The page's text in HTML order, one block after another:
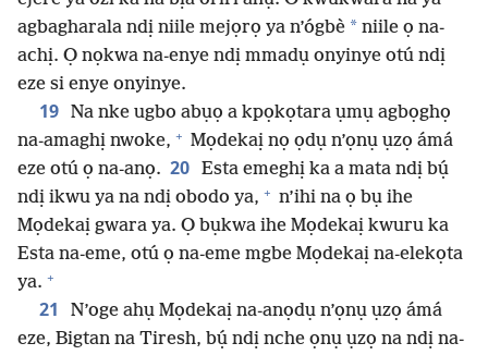
agbagharala ndị niile mejọrọ ya n’ógbè * niile ọ na-
achị. Ọ nọkwa na-enye ndị mmadụ onyinye otú ndị
eze si enye onyinye.
19 Na nke ugbo abụọ a kpọkọtara ụmụ agbọghọ
na-amaghị nwoke, + Mọdekaị nọ ọdụ n’ọnụ ụzọ ámá
eze otú ọ na-anọ. 20 Esta emeghị ka a mata ndị bụ́
ndị ikwu ya na ndị obodo ya, + n’ihi na ọ bụ ihe
Mọdekaị gwara ya. Ọ bụkwa ihe Mọdekaị kwuru ka
Esta na-eme, otú ọ na-eme mgbe Mọdekaị na-elekọta
ya. +
21
N’oge ahụ Mọdekaị na-anọdụ n’ọnụ ụzọ ámá
eze, Bigtan na Tiresh, bụ́ ndị nche ọnụ ụzọ na ndị na-